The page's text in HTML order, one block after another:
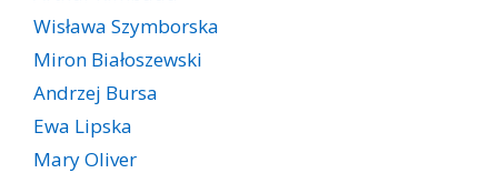
Wisława Szymborska
Miron Białoszewski
Andrzej Bursa
Ewa Lipska
Mary Oliver